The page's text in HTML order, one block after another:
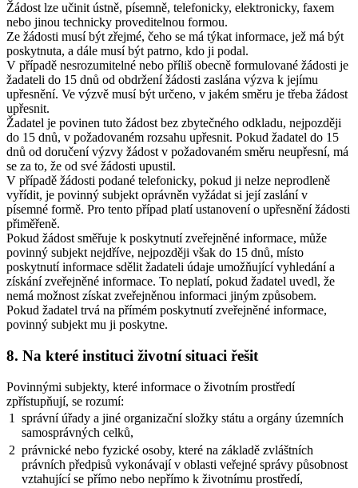
Žádost lze učinit ústně, písemně, telefonicky, elektronicky, faxem
nebo jinou technicky proveditelnou formou.
Ze žádosti musí být zřejmé, čeho se má týkat informace, jež má být
poskytnuta, a dále musí být patrno, kdo ji podal.
V případě nesrozumitelné nebo příliš obecně formulované žádosti je
žadateli do 15 dnů od obdržení žádosti zaslána výzva k jejímu
upřesnění. Ve výzvě musí být určeno, v jakém směru je třeba žádost
upřesnit.
Žadatel je povinen tuto žádost bez zbytečného odkladu, nejpozději
do 15 dnů, v požadovaném rozsahu upřesnit. Pokud žadatel do 15
dnů od doručení výzvy žádost v požadovaném směru neupřesní, má
se za to, že od své žádosti upustil.
V případě žádosti podané telefonicky, pokud ji nelze neprodleně
vyřídit, je povinný subjekt oprávněn vyžádat si její zaslání v
písemné formě. Pro tento případ platí ustanovení o upřesnění žádosti
přiměřeně.
Pokud žádost směřuje k poskytnutí zveřejněné informace, může
povinný subjekt nejdříve, nejpozději však do 15 dnů, místo
poskytnutí informace sdělit žadateli údaje umožňující vyhledání a
získání zveřejněné informace. To neplatí, pokud žadatel uvedl, že
nemá možnost získat zveřejněnou informaci jiným způsobem.
Pokud žadatel trvá na přímém poskytnutí zveřejněné informace,
povinný subjekt mu ji poskytne.
8. Na které instituci životní situaci řešit
Povinnými subjekty, které informace o životním prostředí
zpřístupňují, se rozumí:
1
správní úřady a jiné organizační složky státu a orgány územních
samosprávných celků,
2 právnické nebo fyzické osoby, které na základě zvláštních
právních předpisů vykonávají v oblasti veřejné správy působnost
vztahující se přímo nebo nepřímo k životnímu prostředí,